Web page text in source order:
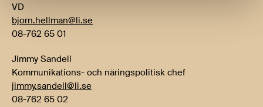
VD
bjorn.hellman@li.se
08-762 65 01
Jimmy Sandell
Kommunikations- och näringspolitisk chef
jimmy.sandell@li.se
08-762 65 02